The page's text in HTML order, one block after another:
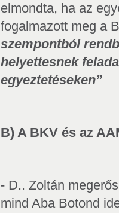
elmondta, ha az
fogalmazott meg a
szempontból
helyettesnek
egyeztetéseken”
B) A BKV és az
- D.. Zoltán
mind Aba Botond